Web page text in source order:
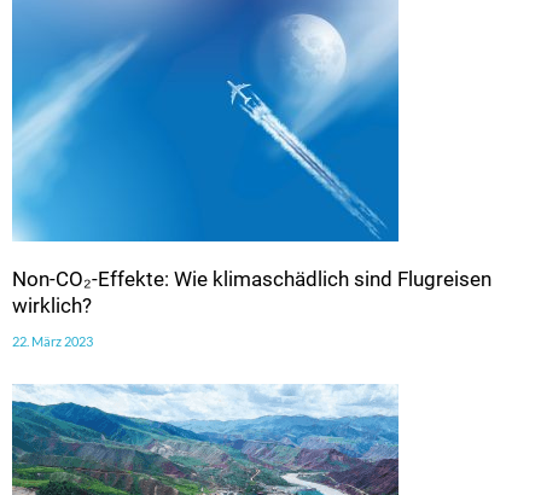
Non-CO₂-Effekte: Wie klimaschädlich sind Flugreisen
wirklich?
22. März 2023